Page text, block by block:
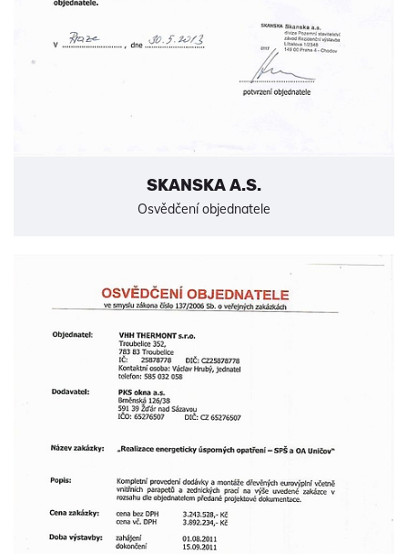
SKANSKA A.S.
Osvědčení objednatele